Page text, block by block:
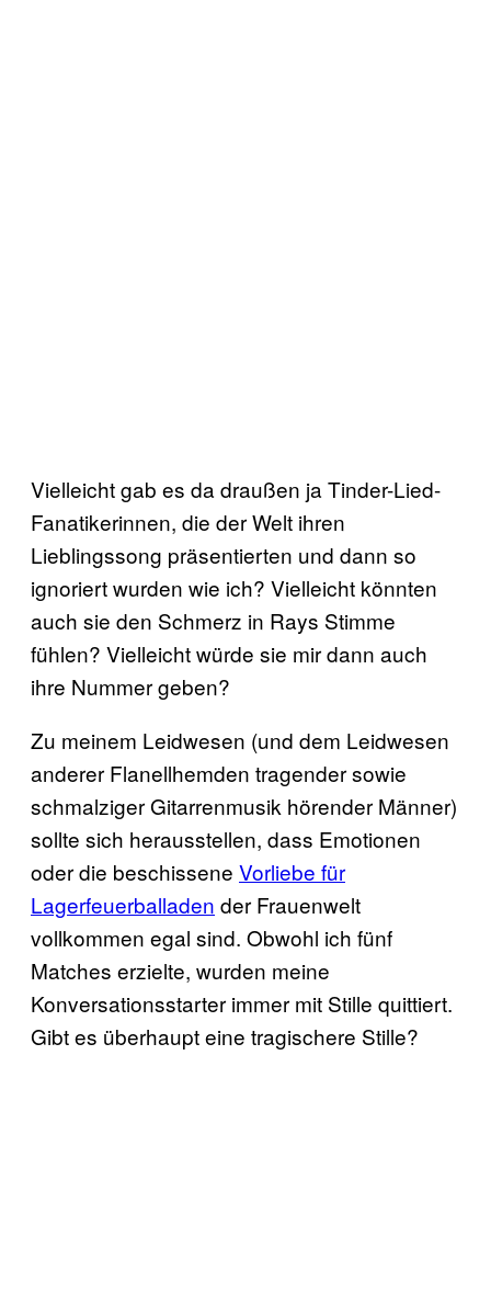
Vielleicht gab es da draußen ja Tinder-Lied-
Fanatikerinnen, die der Welt ihren
Lieblingssong präsentierten und dann so
ignoriert wurden wie ich? Vielleicht könnten
auch sie den Schmerz in Rays Stimme
fühlen? Vielleicht würde sie mir dann auch
ihre Nummer geben?
Zu meinem Leidwesen (und dem Leidwesen
anderer Flanellhemden tragender sowie
schmalziger Gitarrenmusik hörender Männer)
sollte sich herausstellen, dass Emotionen
oder die beschissene Vorliebe für
Lagerfeuerballaden der Frauenwelt
vollkommen egal sind. Obwohl ich fünf
Matches erzielte, wurden meine
Konversationsstarter immer mit Stille quittiert.
Gibt es überhaupt eine tragischere Stille?